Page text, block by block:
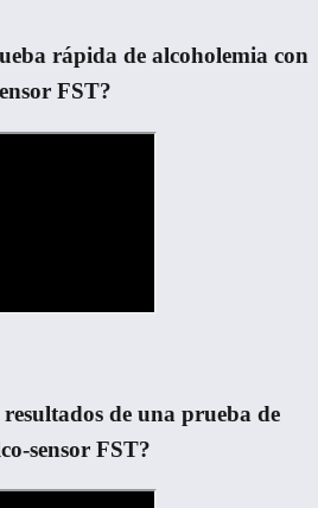
rápida de alcoholemia con
FST?
de una prueba de
sensor FST?